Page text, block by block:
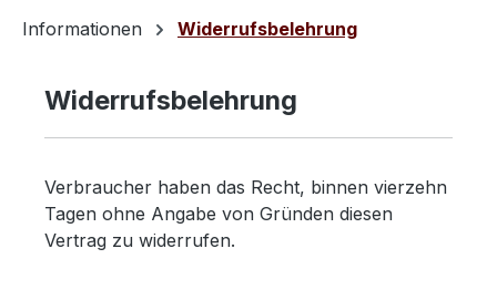
Informationen Widerrufsbelehrung
Widerrufsbelehrung
Verbraucher haben das Recht, binnen vierzehn
Tagen ohne Angabe von Gründen diesen
Vertrag zu widerrufen.